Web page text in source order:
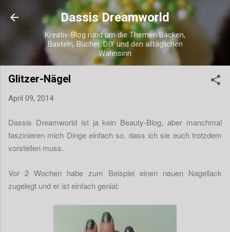
Direkt zum Hauptbereich
Dassis Dreamworld
Kreativ-Blog rund um die Themen Backen,
Basteln, Bücher, DIY und den alltäglichen
Wahnsinn
Glitzer-Nägel
April 09, 2014
Dassis Dreamworld ist ja kein Beauty-Blog, aber manchmal
faszinieren mich Dinge einfach so, dass ich sie euch trotzdem
vorstellen muss.
Vor 2 Wochen habe zum Beispiel einen neuen Nagellack
zugelegt und er ist einfach genial: